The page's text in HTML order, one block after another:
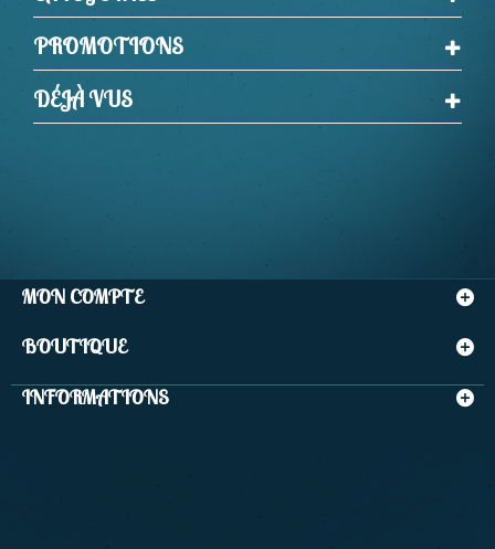
PROMOTIONS
DÉJÀ VUS
MON COMPTE
BOUTIQUE
INFORMATIONS